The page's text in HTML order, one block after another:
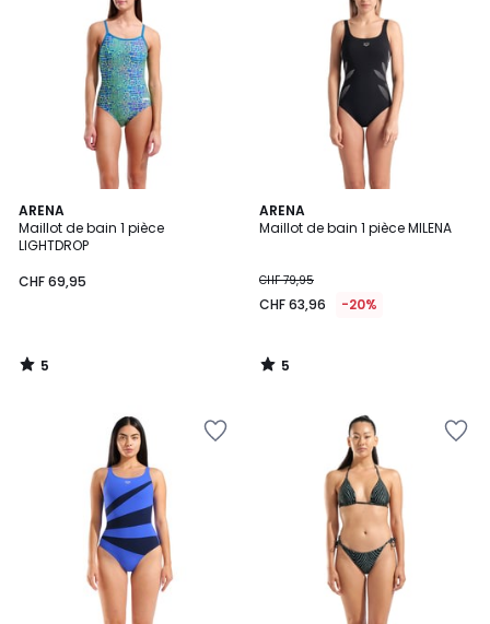
ARENA
Maillot de bain 1 pièce
LIGHTDROP
CHF 69,95
5
/
5
5
/
ARENA
Maillot de bain 1 pièce MILENA
CHF 79,95
CHF 63,96 -20%
5
/
5
/